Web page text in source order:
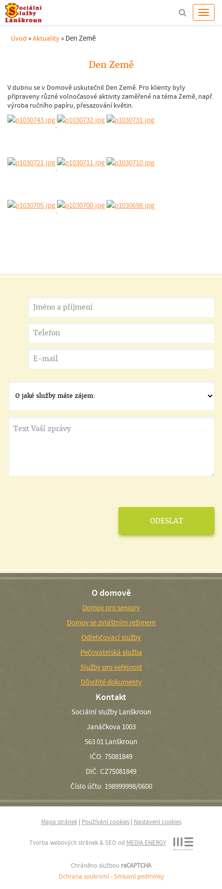
Úvod »Aktuality » Den Země
Den Země
V dubnu se v Domově uskutečnil Den Země. Pro klienty byly
připraveny různé volnočasové aktivity zaměřené na téma Země, např.
výroba ručního papíru, přesazování květin.
O domově
Domov pro seniory
Domov se zvláštním režimem
Odlehčovací služby
Pečovatelská služba
Služby pro veřejnost
Důležité dokumenty
Kontakt
Sociální služby Lanškroun
Janáčkova 1003
563 01 Lanškroun
IČO: 75081849
DIČ: CZ75081849
Číslo účtu: 198999998/0600
Mapa stránek| Používání cookies| Nastavení cookies
Tvorba webových stránek & SEO od MEDIA ENERGY
Chráněno službou reCAPTCHA
Ochrana soukromí -Smluvní podmínky